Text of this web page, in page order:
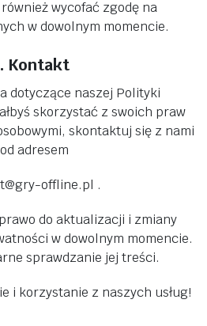
wycofać zgodę na
w dowolnym momencie.
Kontakt
dotyczące naszej Polityki
skorzystać z swoich praw
skontaktuj się z nami
adresem
offline.pl .
do aktualizacji i zmiany
w dowolnym momencie.
sprawdzanie jej treści.
i korzystanie z naszych usług!